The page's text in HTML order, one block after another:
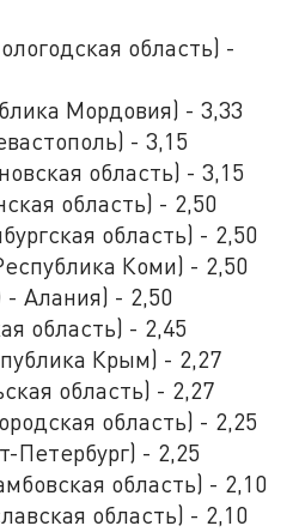
область) -
Мордовия) - 3,33
- 3,15
область) - 3,15
область) - 2,50
область) - 2,50
Коми) - 2,50
Алания) - 2,50
область) - 2,45
Крым) - 2,27
область) - 2,27
область) - 2,25
Петербург) - 2,25
область) - 2,10
область) - 2,10